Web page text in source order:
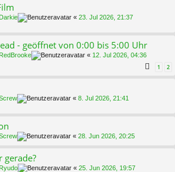
Darkie « 23. Jul 2026, 21:37
- geöffnet von 0:00 bis 5:00 Uhr
RedBrooke « 12. Jul 2026, 04:36
1 2
« 8. Jul 2026, 21:41
« 28. Jun 2026, 20:25
gerade?
Ryudo « 25. Jun 2026, 19:57